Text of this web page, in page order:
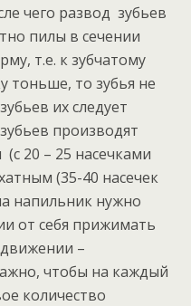
чего развод зубьев
пилы в сечении
т.е. к зубчатому
тоньше, то зубья не
их следует
производят
20 – 25 насечками
(35-40 насечек
напильник нужно
от себя прижимать
–
чтобы на каждый
количество